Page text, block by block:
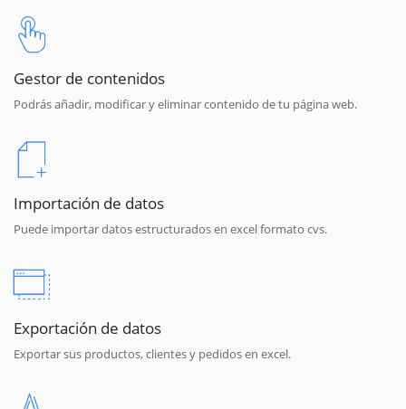
Gestor de contenidos
Podrás añadir, modificar y eliminar contenido de tu página web.
Importación de datos
Puede importar datos estructurados en excel formato cvs.
Exportación de datos
Exportar sus productos, clientes y pedidos en excel.